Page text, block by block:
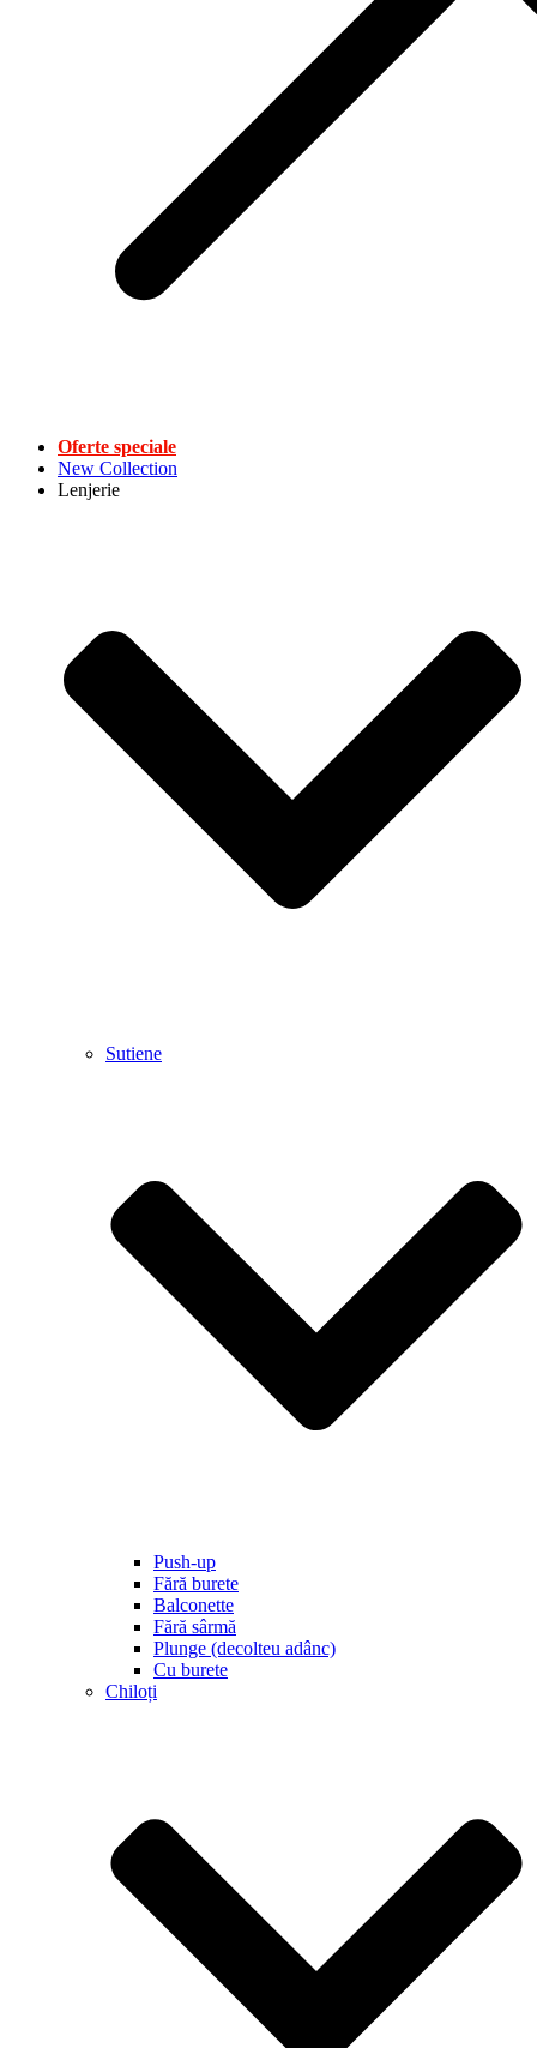
Oferte speciale
New Collection
Lenjerie
Sutiene
Push-up
Fără burete
Balconette
Fără sârmă
Plunge (decolteu adânc)
Cu burete
Chiloți